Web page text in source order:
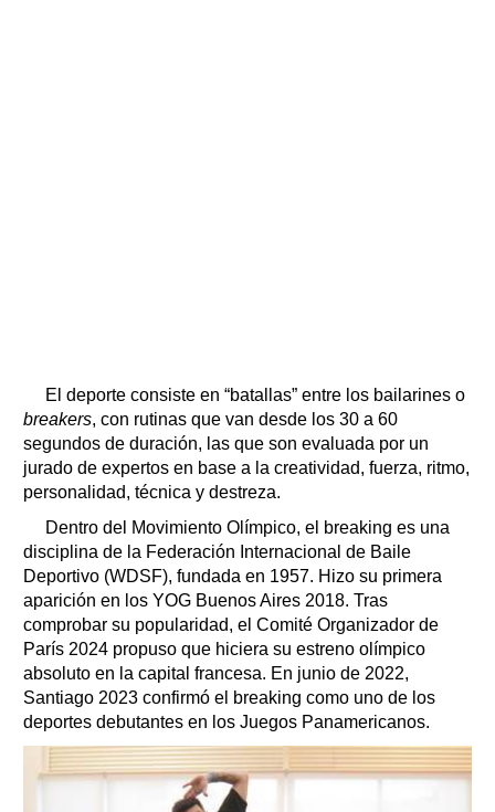
El deporte consiste en “batallas” entre los bailarines o
breakers, con rutinas que van desde los 30 a 60
segundos de duración, las que son evaluada por un
jurado de expertos en base a la creatividad, fuerza, ritmo,
personalidad, técnica y destreza.
Dentro del Movimiento Olímpico, el breaking es una
disciplina de la Federación Internacional de Baile
Deportivo (WDSF), fundada en 1957. Hizo su primera
aparición en los YOG Buenos Aires 2018. Tras
comprobar su popularidad, el Comité Organizador de
París 2024 propuso que hiciera su estreno olímpico
absoluto en la capital francesa. En junio de 2022,
Santiago 2023 confirmó el breaking como uno de los
deportes debutantes en los Juegos Panamericanos.